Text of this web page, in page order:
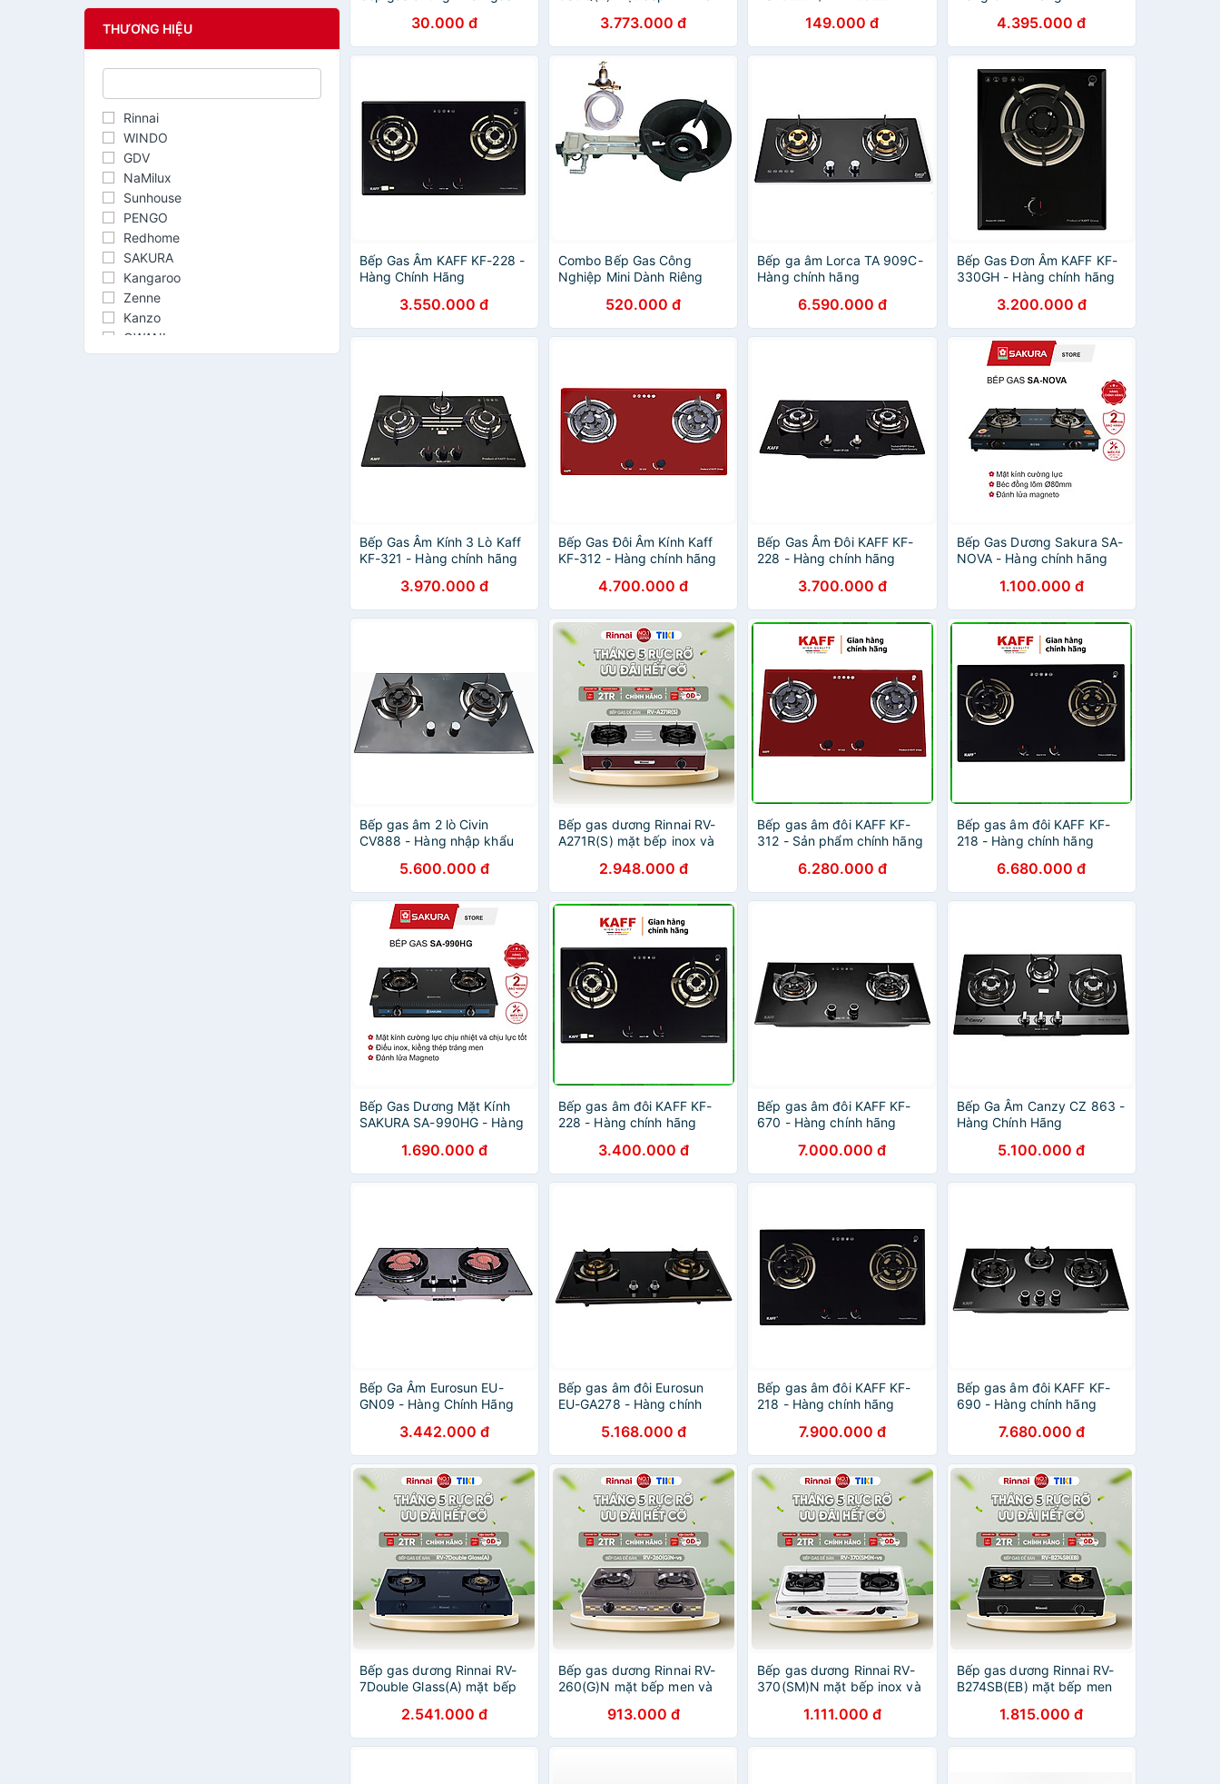
THƯƠNG HIỆU
Rinnai
WINDO
GDV
NaMilux
Sunhouse
PENGO
Redhome
SAKURA
Kangaroo
Zenne
Kanzo
OWANI
Paloma
30.000 đ
chính hãng.3.773.000 đ
Đánh Lửa Tự Động -Công
Suất 1,800W - Hàng Chính
Hãng
149.000 đ 4.395.000 đ
Bếp Gas Âm KAFF KF-228 -
Hàng Chính Hãng
3.550.000 đ
Combo Bếp Gas Công
Nghiệp Mini Dành Riêng
Dây - Hàng Chính Hãng
520.000 đ
Bếp ga âm Lorca TA 909C-
Hàng chính hãng
6.590.000 đ
Bếp Gas Đơn Âm KAFF KF-
330GH - Hàng chính hãng
3.200.000 đ
Bếp Gas Âm Kính 3 Lò Kaff
KF-321 - Hàng chính hãng
3.970.000 đ
Bếp Gas Đôi Âm Kính Kaff
KF-312 - Hàng chính hãng
4.700.000 đ
Bếp Gas Âm Đôi KAFF KF-
228 - Hàng chính hãng
3.700.000 đ
Bếp Gas Dương Sakura SA-
NOVA - Hàng chính hãng
1.100.000 đ
Bếp gas âm 2 lò Civin
CV888 - Hàng nhập khẩu
5.600.000 đ
Bếp gas dương Rinnai RV-
A271R(S) mặt bếp inox và
chính hãng.2.948.000 đ
Bếp gas âm đôi KAFF KF-
312 - Sản phẩm chính hãng
6.280.000 đ
Bếp gas âm đôi KAFF KF-
218 - Hàng chính hãng
6.680.000 đ
Bếp Gas Dương Mặt Kính
SAKURA SA-990HG - Hàng
1.690.000 đ
Bếp gas âm đôi KAFF KF-
228 - Hàng chính hãng
3.400.000 đ
Bếp gas âm đôi KAFF KF-
670 - Hàng chính hãng
7.000.000 đ
Bếp Ga Âm Canzy CZ 863 -
Hàng Chính Hãng
5.100.000 đ
Bếp Ga Âm Eurosun EU-
GN09 - Hàng Chính Hãng
3.442.000 đ
Bếp gas âm đôi Eurosun
EU-GA278 - Hàng chính
5.168.000 đ
Bếp gas âm đôi KAFF KF-
218 - Hàng chính hãng
7.900.000 đ
Bếp gas âm đôi KAFF KF-
690 - Hàng chính hãng
7.680.000 đ
Bếp gas dương Rinnai RV-
7Double Glass(A) mặt bếp
Hàng chính hãng.
2.541.000 đ
Bếp gas dương Rinnai RV-
260(G)N mặt bếp men và
chính hãng913.000 đ
Bếp gas dương Rinnai RV-
370(SM)N mặt bếp inox và
chính hãng1.111.000 đ
Bếp gas dương Rinnai RV-
B274SB(EB) mặt bếp men
chính hãng.1.815.000 đ